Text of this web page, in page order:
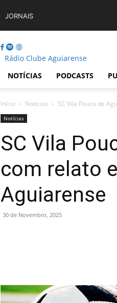
JORNAIS
Rádio Clube Aguiarense
NOTÍCIAS
PODCASTS
Início Notícias SC Vila Pouca de
Notícias
SC Vila
com relato
Aguiarense
30 de Novembro, 2025